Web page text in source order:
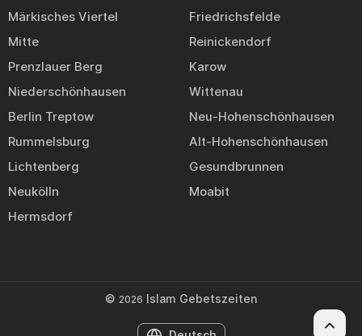
Märkisches Viertel
Friedrichsfelde
Mitte
Reinickendorf
Prenzlauer Berg
Karow
Niederschönhausen
Wittenau
Berlin Treptow
Neu-Hohenschönhausen
Rummelsburg
Alt-Hohenschönhausen
Lichtenberg
Gesundbrunnen
Neukölln
Moabit
Hermsdorf
© 2026 Islam Gebetszeiten